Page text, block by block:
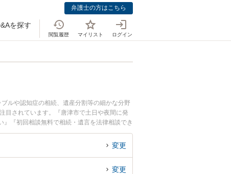
弁護士の方はこちら
を探す
閲覧履歴 マイリスト ログイン
ルや認知症の相続、遺産分割等の細かな分野
目されています。『唐津市で土日や夜間に発
『初回相談無料で相続・遺言を法律相談でき
変更
変更